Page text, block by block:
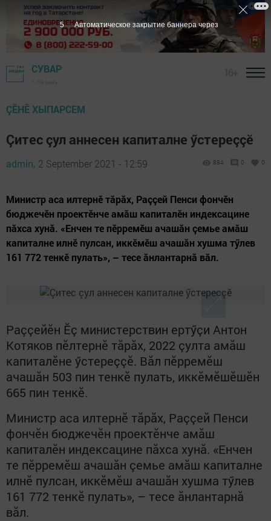
СУВАР
ÇӖНӖ ХЫПАРСЕМ
Çитес çул аннесен капиталне ӳстереççӗ
admin, 2 September 2021 - 12:59 884 0 0
Министр аса илтернӗ тăрăх, Раççей Пенси фончӗн
бюджечӗн проектӗнче амăш капиталӗн индексацине
пăхса хунă. «Енчен те пӗрремӗш ачашăн çемье амăш
капиталне илнӗ пулсан, иккӗмӗш ачашăн хушма тӳлев
161 772 тенкӗ пулать», – тесе ăнлантарнă вăл.
Раççейӗн Ӗç министерствин ертӳçи Антон
Котяков пӗлтернӗ тăрăх, 2022 çулта амăш
капиталӗне ӳстереççӗ. Вăл пӗрремӗш
ачашăн 503 пин тенкӗ пулать, иккӗмӗшӗшӗн
665 пин тенкӗ.
Министр аса илтернӗ тăрăх, Раççей Пенси
фончӗн бюджечӗн проектӗнче амăш
капиталӗн индексацине пăхса хунă. «Енчен
те пӗрремӗш ачашăн çемье амăш капиталне
илнӗ пулсан, иккӗмӗш ачашăн хушма тӳлев
161 772 тенкӗ пулать», – тесе ăнлантарнă
вăл.
5 Автоматическое закрытие баннера через